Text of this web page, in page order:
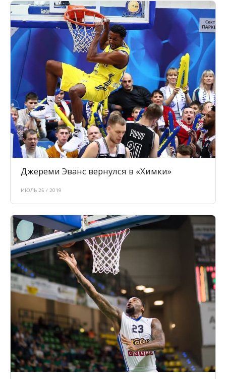
Джереми Эванс вернулся в «Химки»
ИЮЛЬ 25 / 2019